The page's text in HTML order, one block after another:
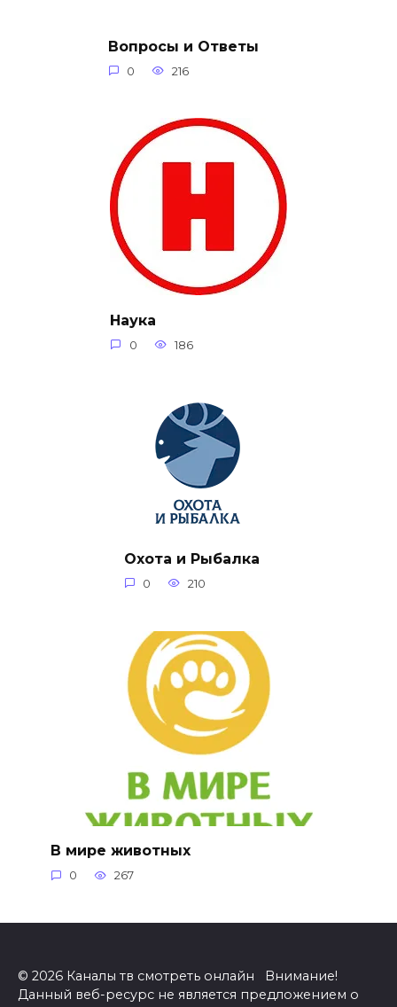
Вопросы и Ответы
0 216
Наука
0 186
Охота и Рыбалка
0 210
В мире животных
0 267
© 2026 Каналы тв смотреть онлайн Внимание!
Данный веб-ресурс не является предложением о